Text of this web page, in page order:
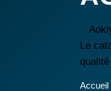
Le
Accueil